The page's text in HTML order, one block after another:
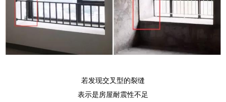
若发现交叉型的裂缝
表示是房屋耐震性不足